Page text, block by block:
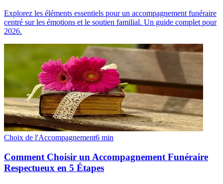
Explorez les éléments essentiels pour un accompagnement funéraire
centré sur les émotions et le soutien familial. Un guide complet pour
2026.
Choix de l'Accompagnement6 min
Comment Choisir un Accompagnement Funéraire
Respectueux en 5 Étapes